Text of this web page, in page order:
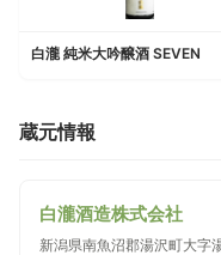
白瀧 純米大吟醸酒 SEVEN
蔵元情報
白瀧酒造株式会社
新潟県南魚沼郡湯沢町大字